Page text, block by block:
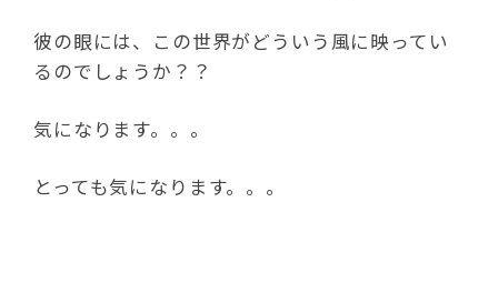
彼の眼には、この世界がどういう風に映ってい
るのでしょうか？？
気になります。。。
とっても気になります。。。